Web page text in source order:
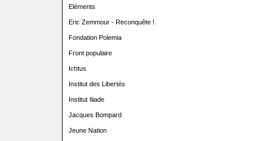
Eléments
Eric Zemmour - Reconquête !
Fondation Polemia
Front populaire
Ichtus
Institut des Libertés
Institut Iliade
Jacques Bompard
Jeune Nation